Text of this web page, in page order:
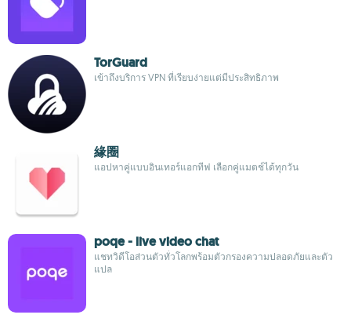
TorGuard
เข้าถึงบริการ VPN ที่เรียบง่ายแต่มีประสิทธิภาพ
緣圈
แอปหาคู่แบบอินเทอร์แอกทีฟ เลือกคู่แมตช์ได้ทุกวัน
poqe - live video chat
แชทวิดีโอส่วนตัวทั่วโลกพร้อมตัวกรองความปลอดภัยและตัว
แปล